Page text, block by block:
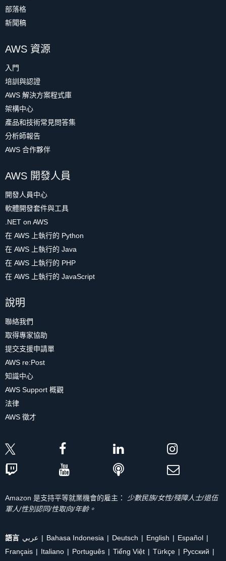
部落格
新聞稿
AWS 資源
入門
培訓與認證
AWS 解決方案程式庫
架構中心
產品和技術常見問答集
分析師報告
AWS 合作夥伴
AWS 開發人員
開發人員中心
軟體開發套件與工具
.NET on AWS
在 AWS 上執行的 Python
在 AWS 上執行的 Java
在 AWS 上執行的 PHP
在 AWS 上執行的 JavaScript
說明
聯絡我們
取得專家協助
提交支援申請單
AWS re:Post
知識中心
AWS Support 概觀
法律
AWS 徵才
Amazon 是支持平等就業機會的雇主：
少數民族/女性/殘障人士/退伍
軍人/性別認同/性取向/年齡。
語言 عربي Bahasa Indonesia Deutsch English
Español
Français
Italiano Português Tiếng Việt Türkçe
Ρусский